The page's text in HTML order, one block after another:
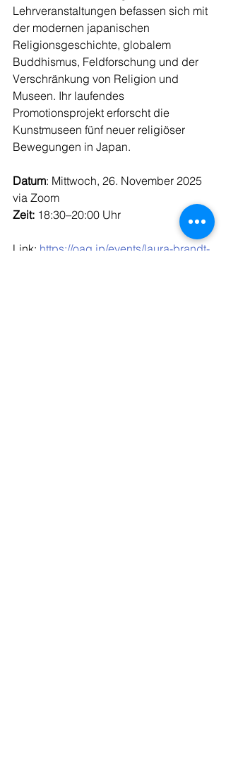
Lehrveranstaltungen befassen sich mit
der modernen japanischen
Religionsgeschichte, globalem
Buddhismus, Feldforschung und der
Verschränkung von Religion und
Museen. Ihr laufendes
Promotionsprojekt erforscht die
Kunstmuseen fünf neuer religiöser
Bewegungen in Japan.
Datum: Mittwoch, 26. November 2025
via Zoom
Zeit: 18:30–20:00 Uhr
Link: https://oag.jp/events/laura-brandt-